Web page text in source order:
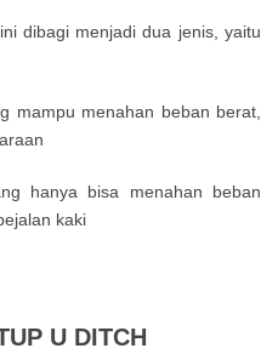
dibagi menjadi dua jenis, yaitu
mampu menahan beban berat,
hanya bisa menahan beban
kaki
U DITCH